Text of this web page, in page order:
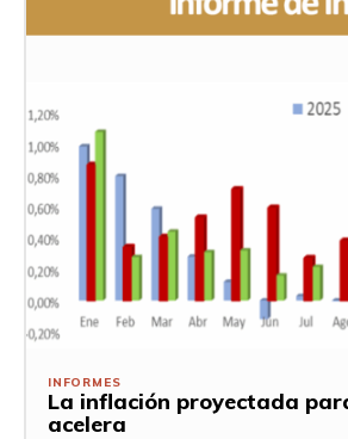
INFORMES
La inflación proyectada
acelera